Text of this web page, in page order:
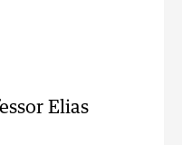
Elias